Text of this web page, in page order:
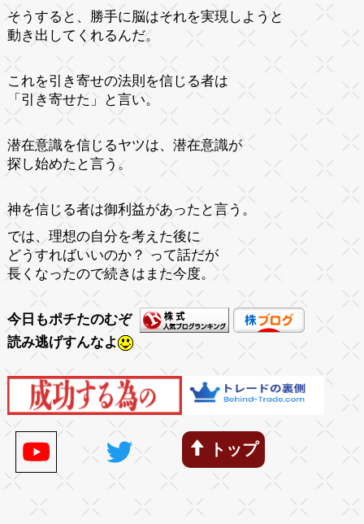
そうすると、勝手に脳はそれを実現しようと
動き出してくれるんだ。
これを引き寄せの法則を信じる者は
「引き寄せた」と言い。
潜在意識を信じるヤツは、潜在意識が
探し始めたと言う。
神を信じる者は御利益があったと言う。
では、理想の自分を考えた後に
どうすればいいのか？ って話だが
長くなったので続きはまた今度。
今日もポチたのむぞ
読み逃げすんなよ
トップ